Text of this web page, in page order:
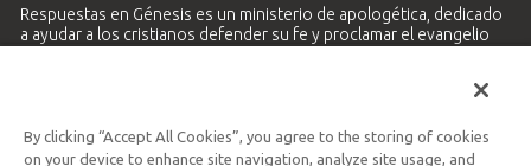
Respuestas en Génesis es un ministerio de apologética, dedicado
a ayudar a los cristianos defender su fe y proclamar el evangelio
Ministerio Hispano y Latinoamericano
By clicking “Accept All Cookies”, you agree to the storing of cookies
on your device to enhance site navigation, analyze site usage, and